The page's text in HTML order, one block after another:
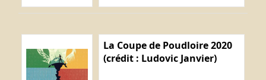
La Coupe de Poudloire 2020
(crédit : Ludovic Janvier)